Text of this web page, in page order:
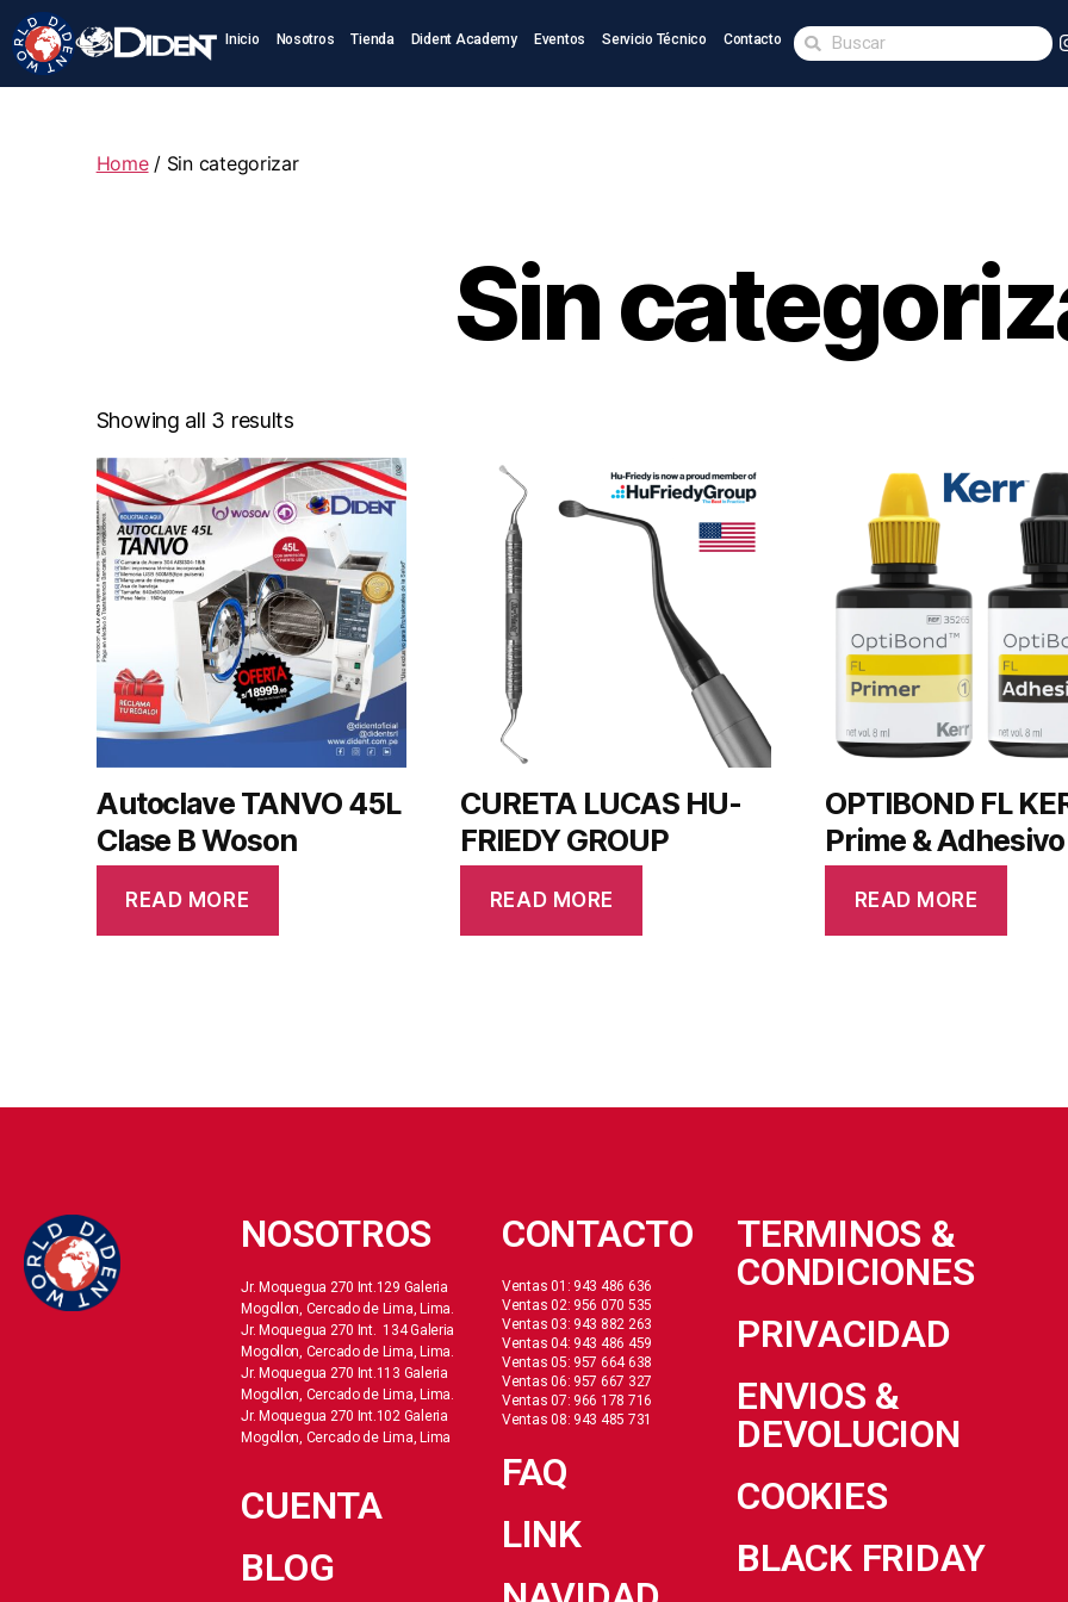
Inicio Nosotros Tienda Dident Academy Eventos Servicio Técnico Contacto
Home/ Sin categorizar
Sin
Showing all 3 results
Autoclave TANVO 45L
Clase B Woson
READ MORE
CURETA LUCAS HU-
FRIEDY GROUP
READ MORE
OPTIBOND FL
Prime & Adhesivo
READ MORE
NOSOTROS
Jr. Moquegua 270 Int.129 Galeria
Mogollon, Cercado de Lima, Lima.
Jr. Moquegua 270 Int. 134 Galeria
Mogollon, Cercado de Lima, Lima.
Jr. Moquegua 270 Int.113 Galeria
Mogollon, Cercado de Lima, Lima.
Jr. Moquegua 270 Int.102 Galeria
Mogollon, Cercado de Lima, Lima
CUENTA
BLOG
CONTACTO
Ventas 01: 943 486 636
Ventas 02: 956 070 535
Ventas 03: 943 882 263
Ventas 04: 943 486 459
Ventas 05: 957 664 638
Ventas 06: 957 667 327
Ventas 07: 966 178 716
Ventas 08: 943 485 731
FAQ
LINK
TERMINOS &
CONDICIONES
PRIVACIDAD
ENVIOS &
DEVOLUCION
COOKIES
BLACK FRIDAY